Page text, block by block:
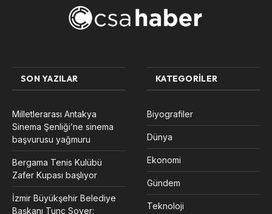
SON YAZILAR
Milletlerarası Antakya
Sinema Şenliği’ne sinema
başvurusu yağmuru
Bergama Tenis Kulübü
Zafer Kupası başlıyor
İzmir Büyükşehir Belediye
Başkanı Tunç Soyer:
KATEGORILER
Biyografiler
Dünya
Ekonomi
Gündem
Teknoloji